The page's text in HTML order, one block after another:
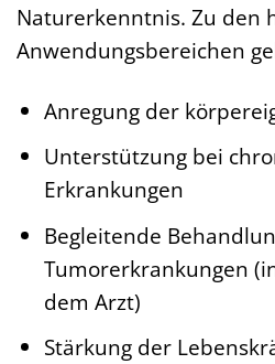
Naturerkenntnis. Zu den
Anwendungsbereichen
Anregung der
Unterstützung bei
Erkrankungen
Begleitende
Tumorerkrankungen
dem Arzt)
Stärkung der